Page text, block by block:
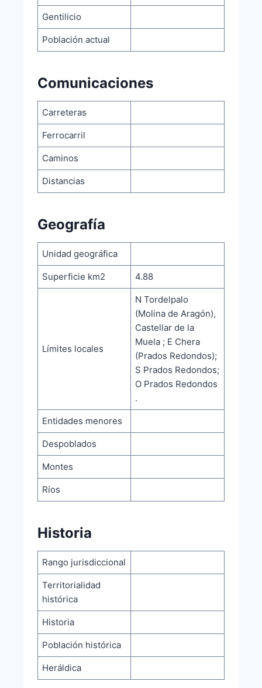
Gentilicio
Población actual
Comunicaciones
Carreteras
Ferrocarril
Caminos
Distancias
Geografía
Unidad geográfica
Superficie km2 4.88
Límites locales
N Tordelpalo
(Molina de Aragón),
Castellar de la
Muela ; E Chera
(Prados Redondos);
S Prados Redondos;
O Prados Redondos
.
Entidades menores
Despoblados
Montes
Ríos
Historia
Rango jurisdiccional
Territorialidad
histórica
Historia
Población histórica
Heráldica